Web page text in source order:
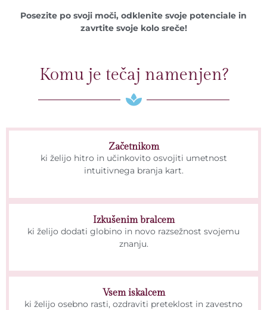
Posezite po svoji moči, odklenite svoje potenciale in
zavrtite svoje kolo sreče!
Komu je tečaj namenjen?
Začetnikom
ki želijo hitro in učinkovito osvojiti umetnost
intuitivnega branja kart.
Izkušenim bralcem
ki želijo dodati globino in novo razsežnost svojemu
znanju.
Vsem iskalcem
ki želijo osebno rasti, ozdraviti preteklost in zavestno